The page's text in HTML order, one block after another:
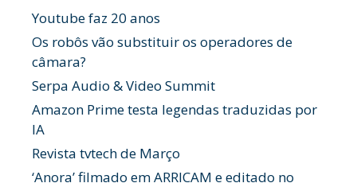
Youtube faz 20 anos
Os robôs vão substituir os operadores de
câmara?
Serpa Audio & Video Summit
Amazon Prime testa legendas traduzidas por
IA
Revista tvtech de Março
‘Anora’ filmado em ARRICAM e editado no